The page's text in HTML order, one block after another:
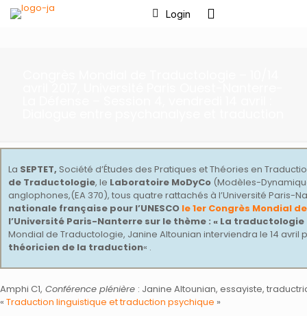
Login
La SEPTET, Société d’Études des Pratiques et Théories en
de Traductologie, le Laboratoire MoDyCo (Modèles-
anglophones,(EA 370), tous quatre rattachés à l’Université Paris-
nationale française pour l’UNESCO le 1er Congrès Mondial
l’Université Paris-Nanterre sur le thème : « La
Mondial de Traductologie, Janine Altounian interviendra le 14 avril
théoricien de la traduction« .
Amphi C1, Conférence plénière : Janine Altounian, essayiste,
« Traduction linguistique et traduction psychique »